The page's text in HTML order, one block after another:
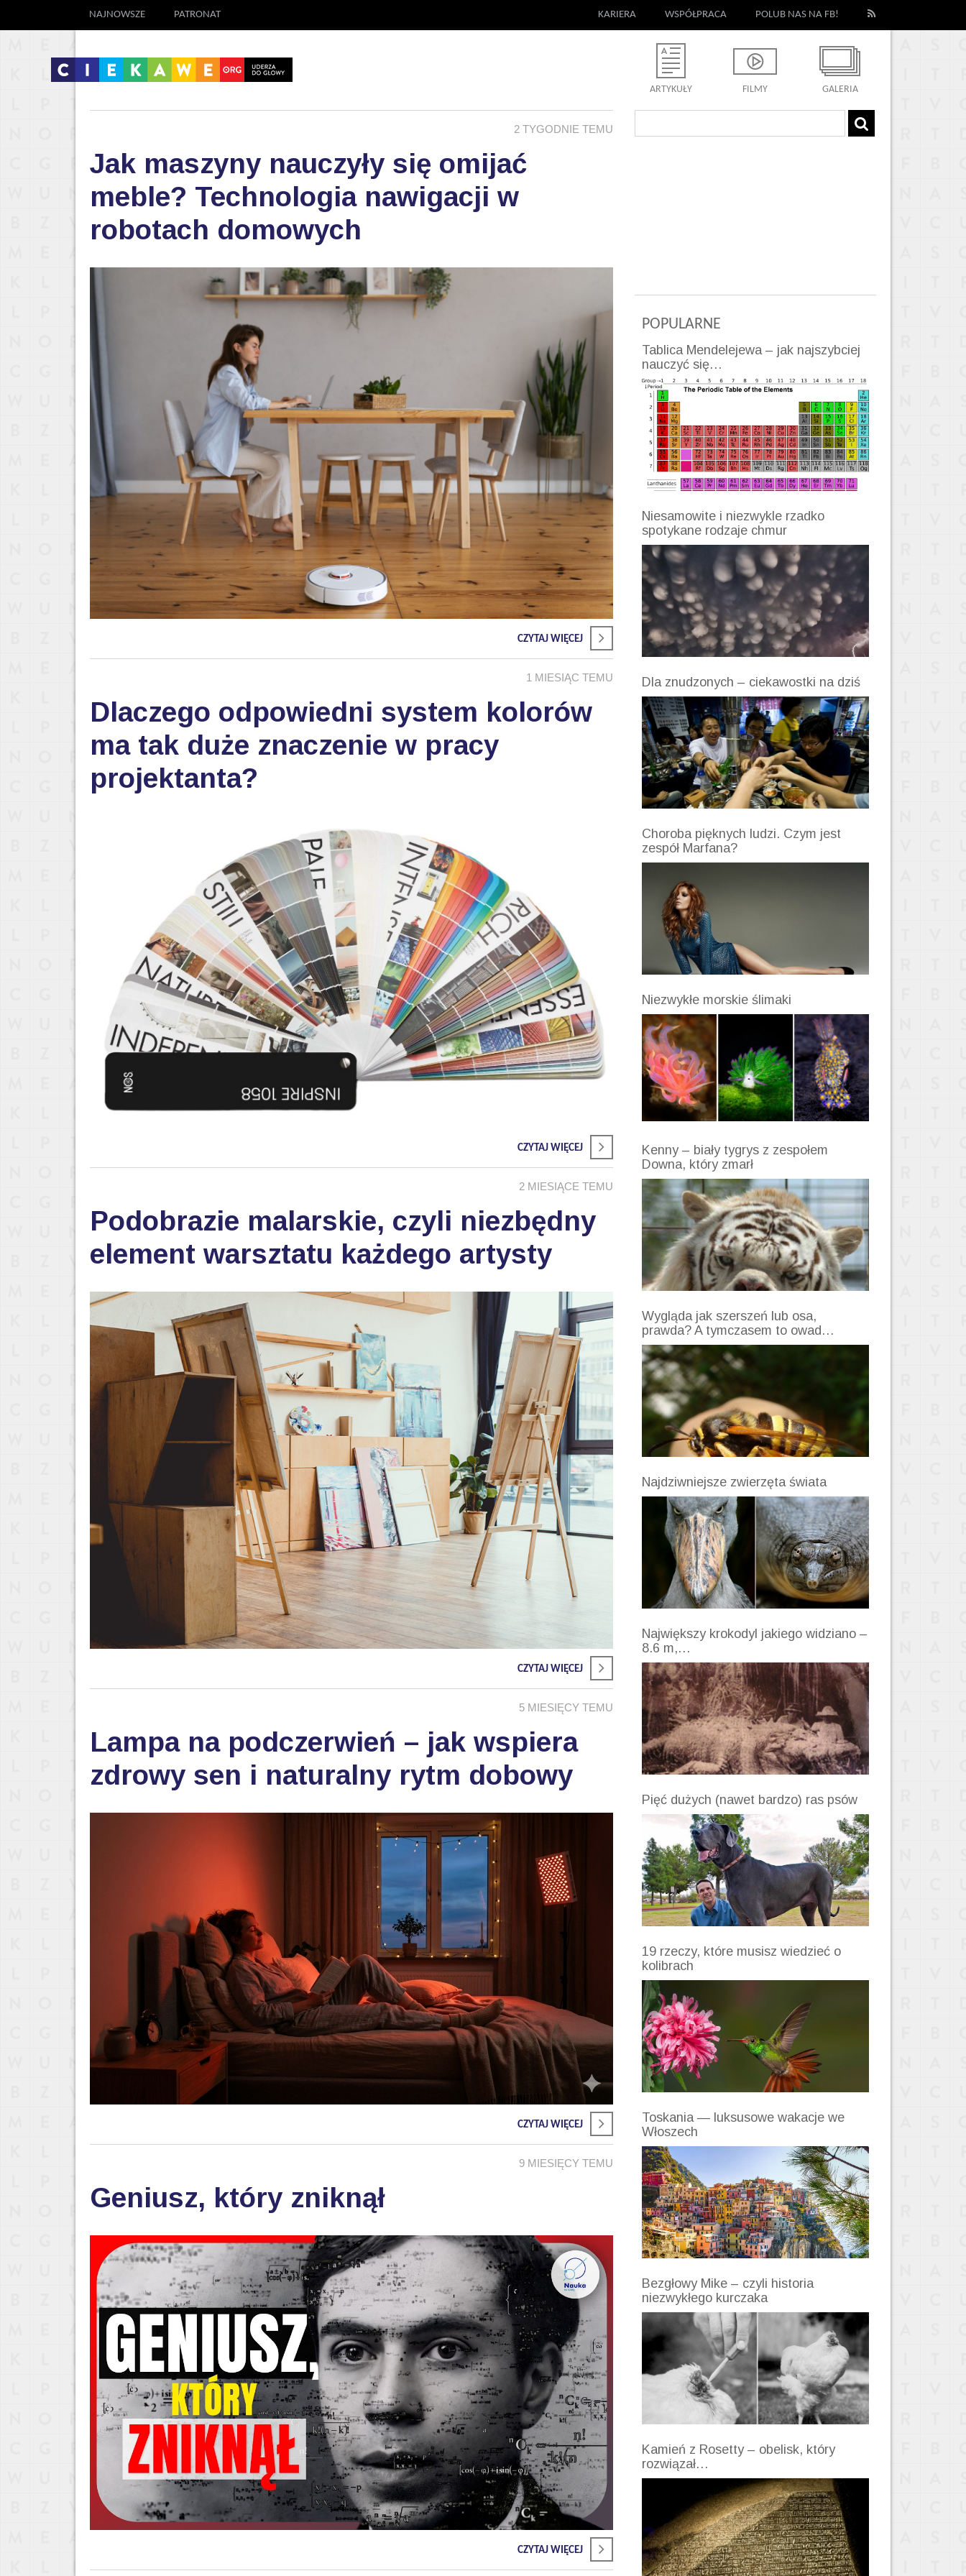
NAJNOWSZE PATRONAT KARIERA WSPÓŁPRACA POLUB NAS NA FB!
ARTYKUŁY FILMY GALERIA
2 TYGODNIE TEMU
Jak maszyny nauczyły się omijać
meble? Technologia nawigacji w
robotach domowych
CZYTAJ WIĘCEJ
1 MIESIĄC TEMU
Dlaczego odpowiedni system kolorów
ma tak duże znaczenie w pracy
projektanta?
CZYTAJ WIĘCEJ
2 MIESIĄCE TEMU
Podobrazie malarskie, czyli niezbędny
element warsztatu każdego artysty
CZYTAJ WIĘCEJ
5 MIESIĘCY TEMU
Lampa na podczerwień – jak wspiera
zdrowy sen i naturalny rytm dobowy
CZYTAJ WIĘCEJ
9 MIESIĘCY TEMU
Geniusz, który zniknął
CZYTAJ WIĘCEJ
POPULARNE
Tablica Mendelejewa – jak najszybciej
nauczyć się…
Niesamowite i niezwykle rzadko
spotykane rodzaje chmur
Dla znudzonych – ciekawostki na dziś
Choroba pięknych ludzi. Czym jest
zespół Marfana?
Niezwykłe morskie ślimaki
Kenny – biały tygrys z zespołem
Downa, który zmarł
Wygląda jak szerszeń lub osa,
prawda? A tymczasem to owad…
Najdziwniejsze zwierzęta świata
Największy krokodyl jakiego widziano –
8.6 m,…
Pięć dużych (nawet bardzo) ras psów
19 rzeczy, które musisz wiedzieć o
kolibrach
Toskania — luksusowe wakacje we
Włoszech
Bezgłowy Mike – czyli historia
niezwykłego kurczaka
Kamień z Rosetty – obelisk, który
rozwiązał…